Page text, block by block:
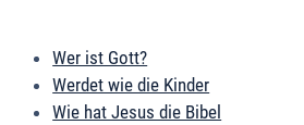
Wer ist Gott?
Werdet wie die Kinder
Wie hat Jesus die Bibel